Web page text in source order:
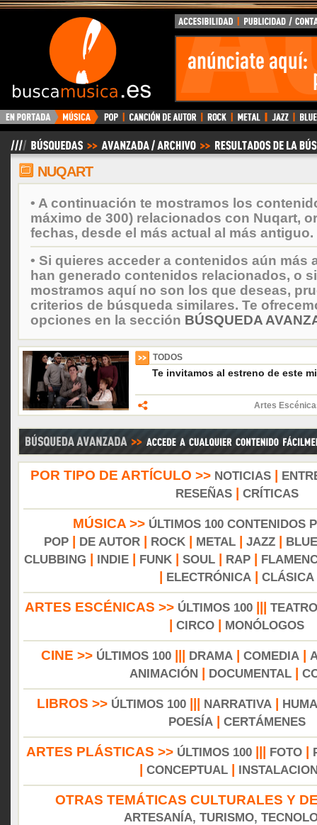
BuscaMusica.es
NUQART
• A continuación te mostramos los
máximo de 300) relacionados con Nuqart,
fechas, desde el más actual al más antiguo.
• Si quieres acceder a contenidos aún más
han generado contenidos relacionados, o
mostramos aquí no son los que deseas,
criterios de búsqueda similares. Te
opciones en la sección BÚSQUEDA
TODOS
Te invitamos al estreno de este
Artes
POR TIPO DE ARTÍCULO >> NOTICIAS|
RESEÑAS| CRÍTICAS
MÚSICA >> ÚLTIMOS 100 CONTENIDOS
POP
DE AUTOR ROCK METAL JAZZ
CLUBBING
INDIE FUNK SOUL RAP
ELECTRÓNICA CLÁSICA
ARTES ESCÉNICAS >> ÚLTIMOS 100||| TEATRO
CIRCO MONÓLOGOS
CINE >> ÚLTIMOS 100 DRAMA COMEDIA
ANIMACIÓN
DOCUMENTAL|
LIBROS >> ÚLTIMOS 100 NARRATIVA
POESÍA| CERTÁMENES
ARTES PLÁSTICAS >> ÚLTIMOS 100 FOTO
CONCEPTUAL
OTRAS TEMÁTICAS CULTURALES Y
ARTESANÍA, TURISMO,